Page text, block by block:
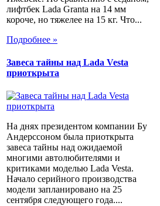
лифтбек Lada Granta на 14 мм
короче, но тяжелее на 15 кг. Что...
Подробнее »
Завеса тайны над Lada Vesta
приоткрыта
На днях президентом компании Бу
Андерссоном была приоткрыта
завеса тайны над ожидаемой
многими автолюбителями и
критиками моделью Lada Vesta.
Начало серийного производства
модели запланировано на 25
сентября следующего года....